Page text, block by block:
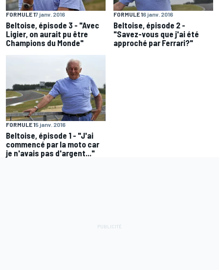
FORMULE 17 janv. 2016
Beltoise, épisode 3 - "Avec
Ligier, on aurait pu être
Champions du Monde"
FORMULE 16 janv. 2016
Beltoise, épisode 2 -
"Savez-vous que j'ai été
approché par Ferrari?"
FORMULE 15 janv. 2016
Beltoise, épisode 1 - "J'ai
commencé par la moto car
je n'avais pas d'argent..."